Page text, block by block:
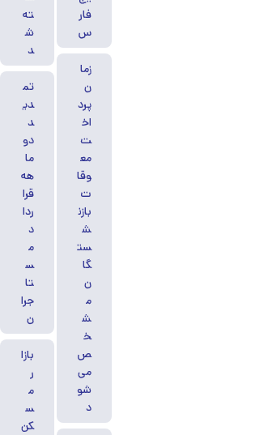
فار
س
زما
ن
پرد
اخ
ت
مع
وقا
ت
بازن
ش
ست
گا
ن
م
ش
خ
ص
می‌
شو
د
ته
ش
د
تم
دی
د
دو
ما
هه
قرا
ردا
د
م
س
تا
جرا
ن
بازا
ر
م
س
کن